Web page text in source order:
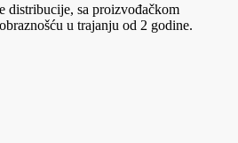
distribucije, sa proizvođačkom
u trajanju od 2 godine.